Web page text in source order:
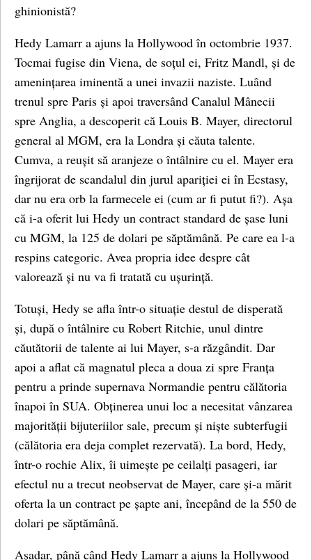
ghinionistă?
Hedy Lamarr a ajuns la Hollywood în octombrie 1937.
Tocmai fugise din Viena, de soțul ei, Fritz Mandl, și de
amenințarea iminentă a unei invazii naziste. Luând
trenul spre Paris și apoi traversând Canalul Mânecii
spre Anglia, a descoperit că Louis B. Mayer, directorul
general al MGM, era la Londra și căuta talente.
Cumva, a reușit să aranjeze o întâlnire cu el. Mayer era
îngrijorat de scandalul din jurul apariției ei în Ecstasy,
dar nu era orb la farmecele ei (cum ar fi putut fi?). Așa
că i-a oferit lui Hedy un contract standard de șase luni
cu MGM, la 125 de dolari pe săptămână. Pe care ea l-a
respins categoric. Avea propria idee despre cât
valorează și nu va fi tratată cu ușurință.
Totuși, Hedy se afla într-o situație destul de disperată
și, după o întâlnire cu Robert Ritchie, unul dintre
căutătorii de talente ai lui Mayer, s-a răzgândit. Dar
apoi a aflat că magnatul pleca a doua zi spre Franța
pentru a prinde supernava Normandie pentru călătoria
înapoi în SUA. Obținerea unui loc a necesitat vânzarea
majorității bijuteriilor sale, precum și niște subterfugii
(călătoria era deja complet rezervată). La bord, Hedy,
într-o rochie Alix, îi uimește pe ceilalți pasageri, iar
efectul nu a trecut neobservat de Mayer, care și-a mărit
oferta la un contract pe șapte ani, începând de la 550 de
dolari pe săptămână.
Așadar, până când Hedy Lamarr a ajuns la Hollywood